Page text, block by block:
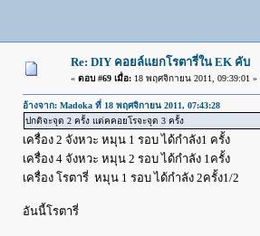
Re: DIY คอยล์แยกโรตารี่ใน EK คับ
« ตอบ #69 เมื่อ:18 พฤศจิกายน 2011, 09:39:01 »
อ้างจาก: Madoka ที่ 18 พฤศจิกายน 2011, 07:43:28
ปกติจะจุด 2 ครั้ง แต่คคอยโรจะจุด 3 ครั้ง
เครื่อง 2 จังหวะ หมุน 1 รอบ ได้กำลัง1 ครั้ง
เครื่อง 4 จังหวะ หมุน 2 รอบ ได้กำลัง 1ครั้ง
เครื่อง โรตารี่ หมุน 1 รอบ ได้กำลัง 2ครั้ง1/2
อันนี้โรตารี่